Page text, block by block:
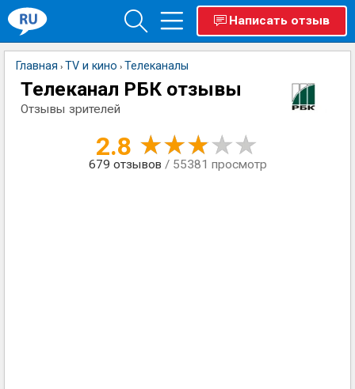
Написать отзыв
Главная › TV и кино › Телеканалы
Телеканал РБК отзывы
Отзывы зрителей
2.8
679 отзывов / 55381 просмотр